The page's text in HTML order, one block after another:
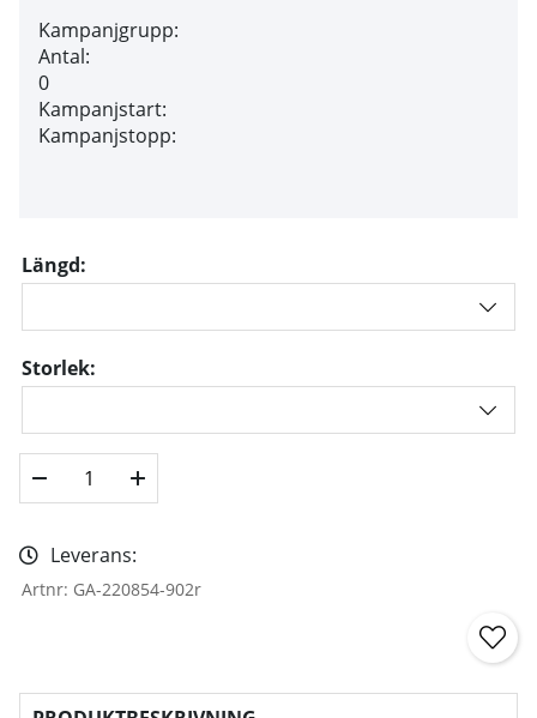
Kampanjgrupp:
Antal:
0
Kampanjstart:
Kampanjstopp:
Längd:
Storlek:
Leverans:
Artnr: GA-220854-902r